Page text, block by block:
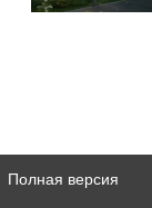
Полная версия